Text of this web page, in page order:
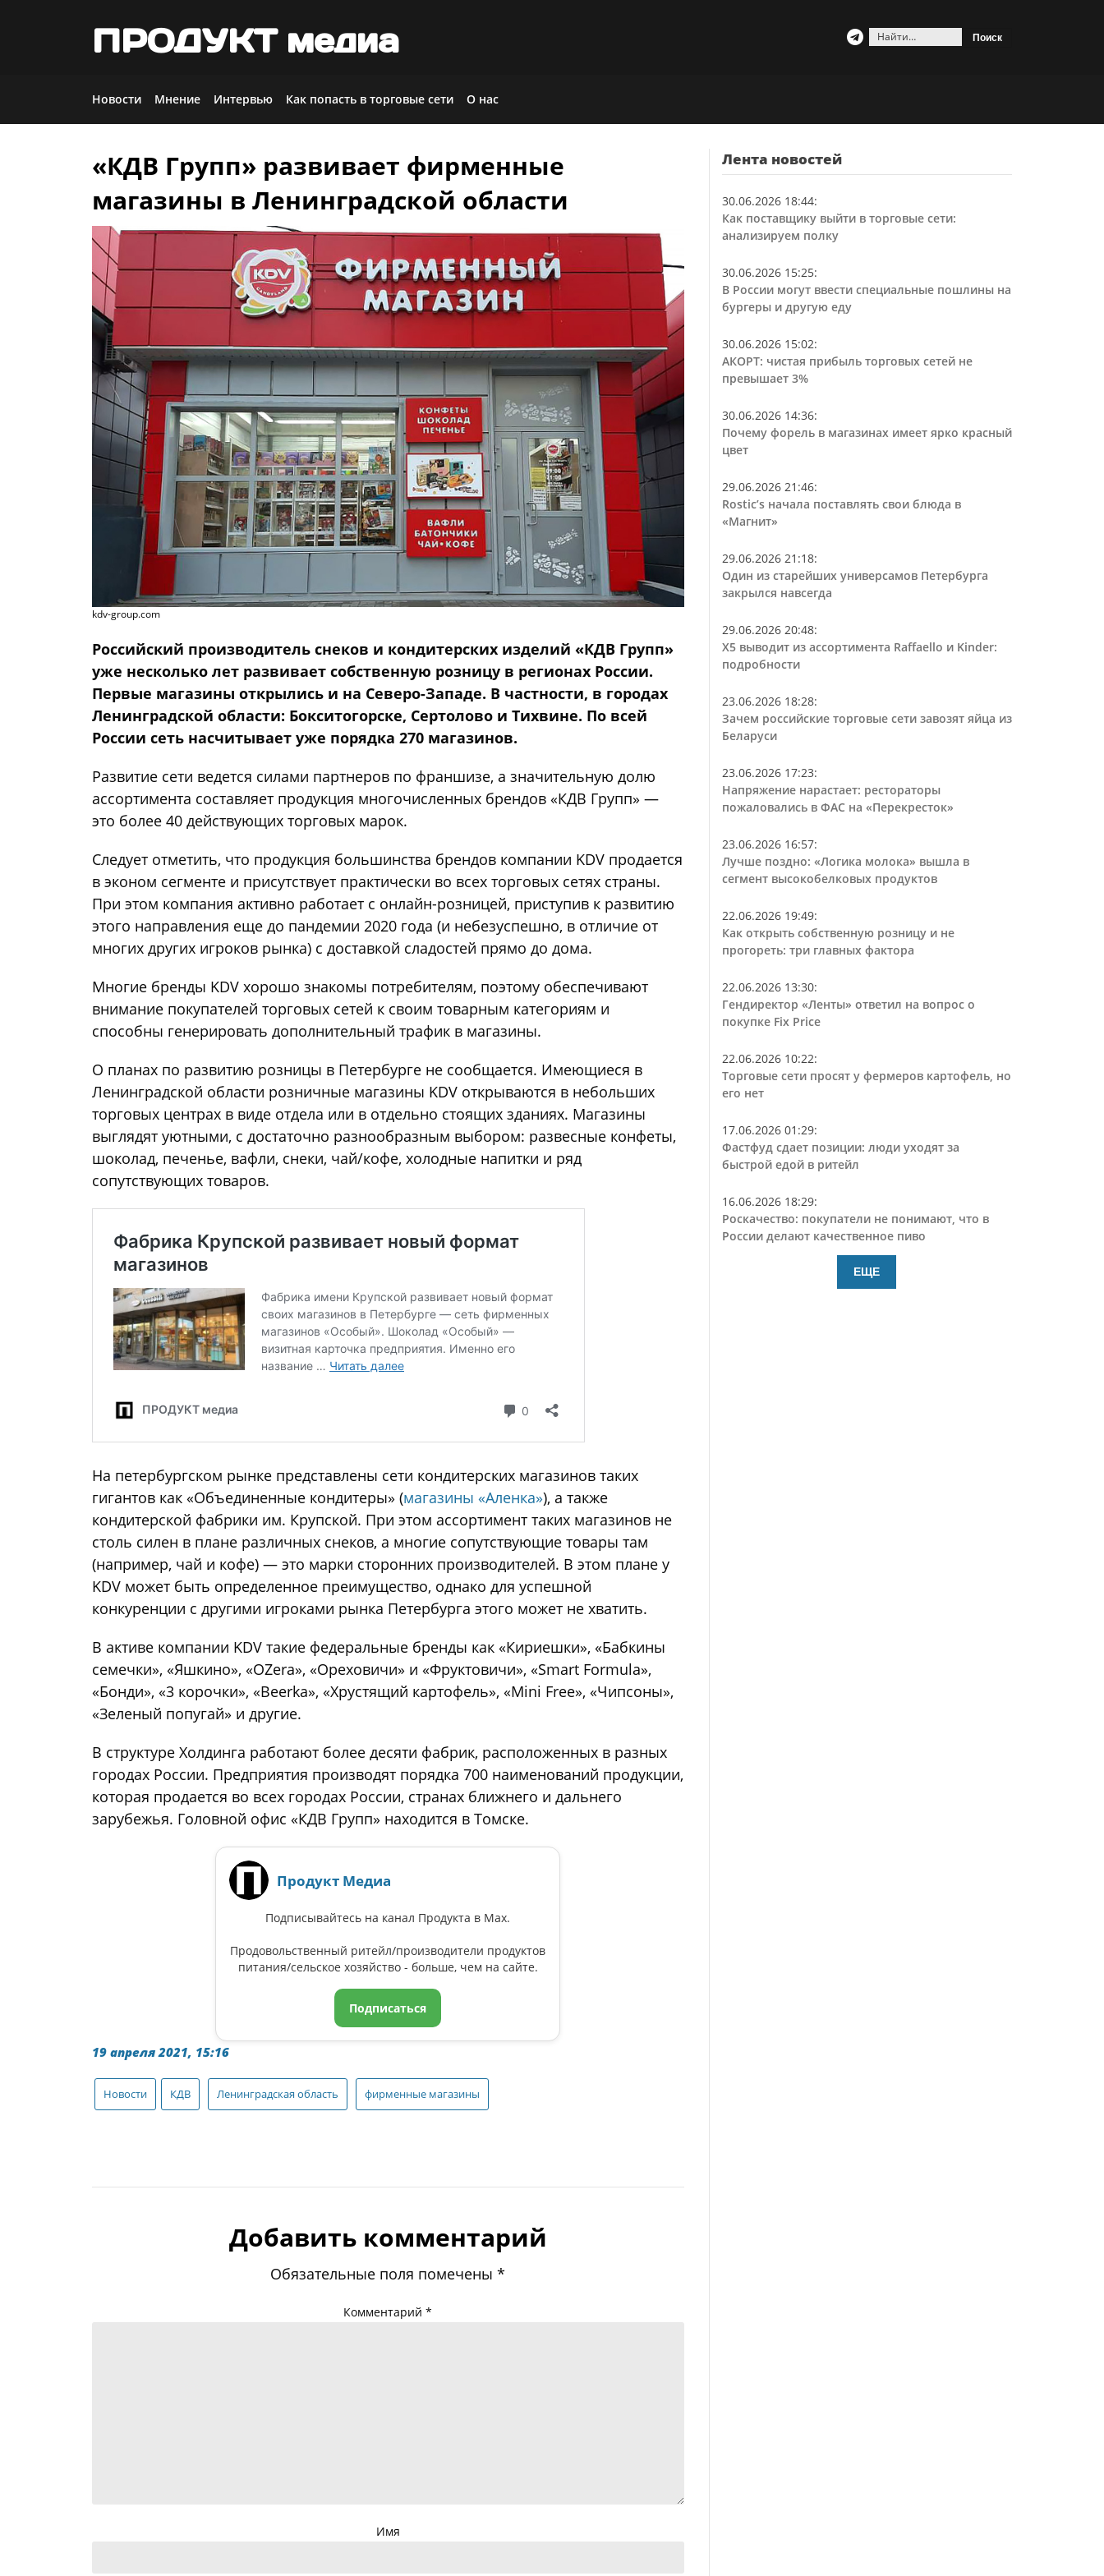
ПРОДУКТ медиа Найти:
Новости Мнение Интервью Как попасть в торговые сети О нас
Skip
content
«КДВ Групп» развивает фирменные
магазины в Ленинградской области
kdv-group.com
Российский производитель снеков и кондитерских изделий «КДВ Групп»
уже несколько лет развивает собственную розницу в регионах России.
Первые магазины открылись и на Северо-Западе. В частности, в городах
Ленинградской области: Бокситогорске, Сертолово и Тихвине. По всей
России сеть насчитывает уже порядка 270 магазинов.
Развитие сети ведется силами партнеров по франшизе, а значительную долю
ассортимента составляет продукция многочисленных брендов «КДВ Групп» —
это более 40 действующих торговых марок.
Следует отметить, что продукция большинства брендов компании KDV продается
в эконом сегменте и присутствует практически во всех торговых сетях страны.
При этом компания активно работает с онлайн-розницей, приступив к развитию
этого направления еще до пандемии 2020 года (и небезуспешно, в отличие от
многих других игроков рынка) с доставкой сладостей прямо до дома.
Многие бренды KDV хорошо знакомы потребителям, поэтому обеспечивают
внимание покупателей торговых сетей к своим товарным категориям и
способны генерировать дополнительный трафик в магазины.
О планах по развитию розницы в Петербурге не сообщается. Имеющиеся в
Ленинградской области розничные магазины KDV открываются в небольших
торговых центрах в виде отдела или в отдельно стоящих зданиях. Магазины
выглядят уютными, с достаточно разнообразным выбором: развесные конфеты,
шоколад, печенье, вафли, снеки, чай/кофе, холодные напитки и ряд
сопутствующих товаров.
На петербургском рынке представлены сети кондитерских магазинов таких
гигантов как «Объединенные кондитеры» (магазины «Аленка»), а также
кондитерской фабрики им. Крупской. При этом ассортимент таких магазинов не
столь силен в плане различных снеков, а многие сопутствующие товары там
(например, чай и кофе) — это марки сторонних производителей. В этом плане у
KDV может быть определенное преимущество, однако для успешной
конкуренции с другими игроками рынка Петербурга этого может не хватить.
В активе компании KDV такие федеральные бренды как «Кириешки», «Бабкины
семечки», «Яшкино», «ОZеra», «Ореховичи» и «Фруктовичи», «Smart Formula»,
«Бонди», «3 корочки», «Beerka», «Хрустящий картофель», «Mini Free», «Чипсоны»,
«Зеленый попугай» и другие.
В структуре Холдинга работают более десяти фабрик, расположенных в разных
городах России. Предприятия производят порядка 700 наименований продукции,
которая продается во всех городах России, странах ближнего и дальнего
зарубежья. Головной офис «КДВ Групп» находится в Томске.
Продукт Медиа
Подписывайтесь на канал Продукта в Max.
Продовольственный ритейл/производители продуктов
питания/сельское хозяйство - больше, чем на сайте.
Подписаться
19 апреля 2021, 15:16
Новости КДВ Ленинградская область фирменные магазины
Добавить комментарий
Обязательные поля помечены*
Комментарий*
Имя
Лента новостей
30.06.2026 18:44:
Как поставщику выйти в торговые сети:
анализируем полку
30.06.2026 15:25:
В России могут ввести специальные пошлины на
бургеры и другую еду
30.06.2026 15:02:
АКОРТ: чистая прибыль торговых сетей не
превышает 3%
30.06.2026 14:36:
Почему форель в магазинах имеет ярко красный
цвет
29.06.2026 21:46:
Rostic’s начала поставлять свои блюда в
«Магнит»
29.06.2026 21:18:
Один из старейших универсамов Петербурга
закрылся навсегда
29.06.2026 20:48:
Х5 выводит из ассортимента Raffaello и Kinder:
подробности
23.06.2026 18:28:
Зачем российские торговые сети завозят яйца из
Беларуси
23.06.2026 17:23:
Напряжение нарастает: рестораторы
пожаловались в ФАС на «Перекресток»
23.06.2026 16:57:
Лучше поздно: «Логика молока» вышла в
сегмент высокобелковых продуктов
22.06.2026 19:49:
Как открыть собственную розницу и не
прогореть: три главных фактора
22.06.2026 13:30:
Гендиректор «Ленты» ответил на вопрос о
покупке Fix Price
22.06.2026 10:22:
Торговые сети просят у фермеров картофель, но
его нет
17.06.2026 01:29:
Фастфуд сдает позиции: люди уходят за
быстрой едой в ритейл
16.06.2026 18:29:
Роскачество: покупатели не понимают, что в
России делают качественное пиво
ЕЩЕ